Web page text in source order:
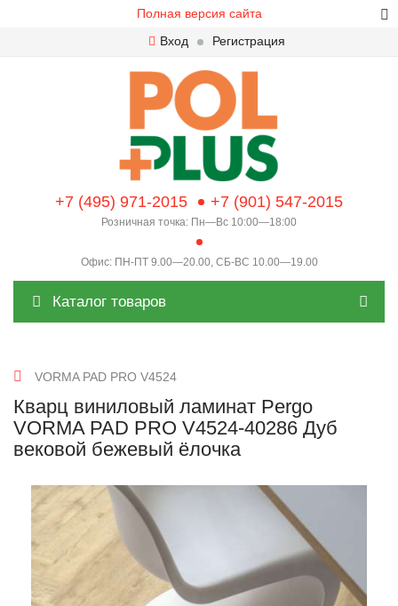
Полная версия сайта
Вход
Регистрация
+7 (495) 971-2015 +7 (901) 547-2015
Розничная точка: Пн—Вс 10:00—18:00
Офис: ПН-ПТ 9.00—20.00, СБ-ВС 10.00—19.00
Каталог товаров
VORMA PAD PRO V4524
Кварц виниловый ламинат Pergo
VORMA PAD PRO V4524-40286 Дуб
вековой бежевый ёлочка